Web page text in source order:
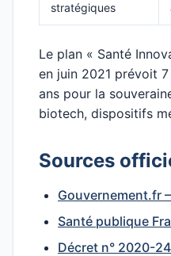
stratégiques
Le plan « Santé
en juin 2021 prévoit
ans pour la
biotech, dispositifs
Sources
Gouvernement.fr
Santé publique
Décret n° 2020-